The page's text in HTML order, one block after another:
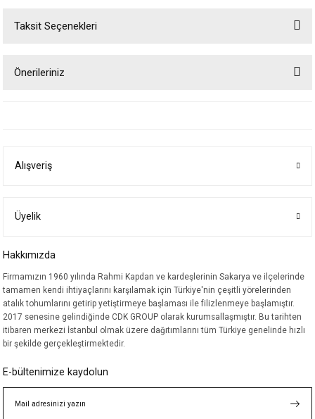
Taksit Seçenekleri
Önerileriniz
Ürün bilgilerinde hatalar bulunuyor.
Bu ürüne benzer farklı alternatifler olmalı.
Alışveriş
Üyelik
Hakkımızda
Firmamızın 1960 yılında Rahmi Kapdan ve kardeşlerinin Sakarya ve ilçelerinde
tamamen kendi ihtiyaçlarını karşılamak için Türkiye'nin çeşitli yörelerinden
atalık tohumlarını getirip yetiştirmeye başlaması ile filizlenmeye başlamıştır.
2017 senesine gelindiğinde CDK GROUP olarak kurumsallaşmıştır. Bu tarihten
itibaren merkezi İstanbul olmak üzere dağıtımlarını tüm Türkiye genelinde hızlı
bir şekilde gerçekleştirmektedir.
E-bültenimize kaydolun